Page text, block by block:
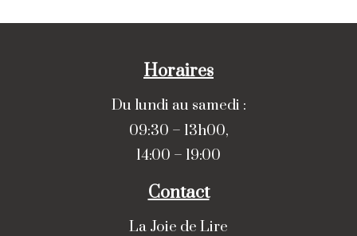
Horaires
Du lundi au samedi :
09:30 – 13h00,
14:00 – 19:00
Contact
La Joie de Lire